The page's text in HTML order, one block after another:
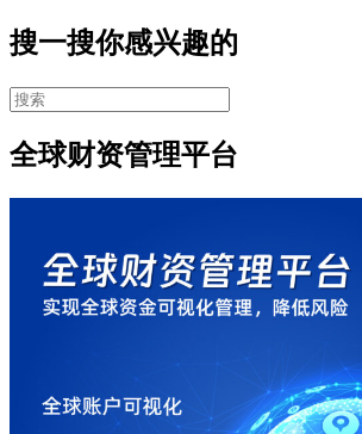
搜一搜你感兴趣的
全球财资管理平台